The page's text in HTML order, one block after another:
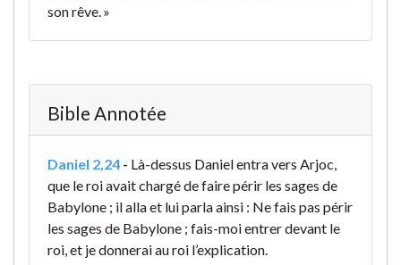
son rêve. »
Bible Annotée
Daniel 2,24 - Là-dessus Daniel entra vers Arjoc,
que le roi avait chargé de faire périr les sages de
Babylone ; il alla et lui parla ainsi : Ne fais pas périr
les sages de Babylone ; fais-moi entrer devant le
roi, et je donnerai au roi l’explication.